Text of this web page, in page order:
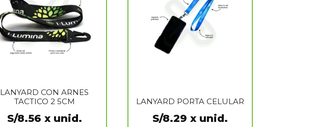
LANYARD CON ARNES
TACTICO 2 5CM
S/8.56 x unid.
LANYARD PORTA CELULAR
S/8.29 x unid.